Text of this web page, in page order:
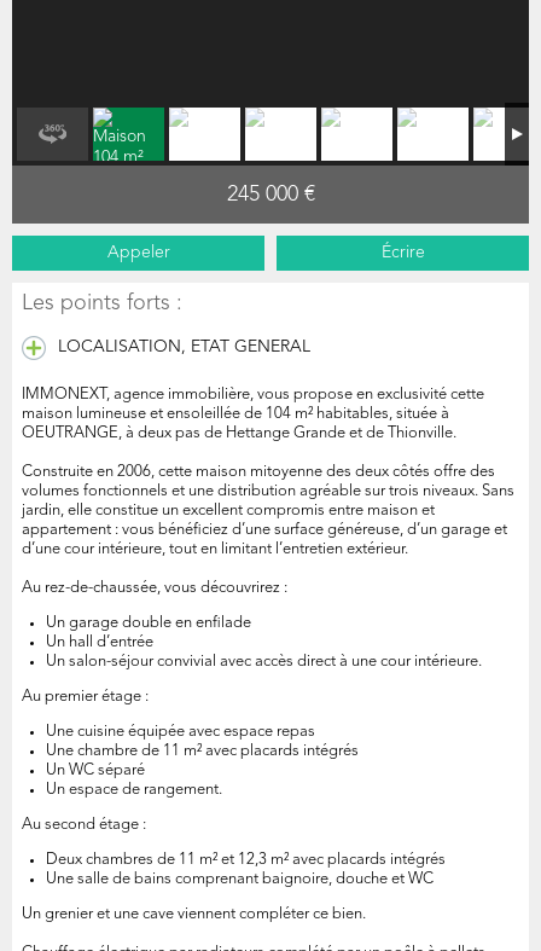
245 000 €
Appeler Écrire
Les points forts :
LOCALISATION, ETAT GENERAL
IMMONEXT, agence immobilière, vous propose en exclusivité cette
maison lumineuse et ensoleillée de 104 m² habitables, située à
OEUTRANGE, à deux pas de Hettange Grande et de Thionville.
Construite en 2006, cette maison mitoyenne des deux côtés offre des
volumes fonctionnels et une distribution agréable sur trois niveaux. Sans
jardin, elle constitue un excellent compromis entre maison et
appartement : vous bénéficiez d’une surface généreuse, d’un garage et
d’une cour intérieure, tout en limitant l’entretien extérieur.
Au rez-de-chaussée, vous découvrirez :
Un garage double en enfilade
Un hall d’entrée
Un salon-séjour convivial avec accès direct à une cour intérieure.
Au premier étage :
Une cuisine équipée avec espace repas
Une chambre de 11 m² avec placards intégrés
Un WC séparé
Un espace de rangement.
Au second étage :
Deux chambres de 11 m² et 12,3 m² avec placards intégrés
Une salle de bains comprenant baignoire, douche et WC
Un grenier et une cave viennent compléter ce bien.